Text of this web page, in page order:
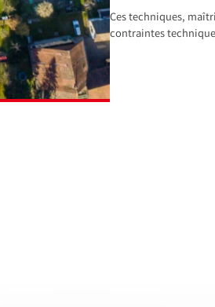
Ces techniques,
contraintes